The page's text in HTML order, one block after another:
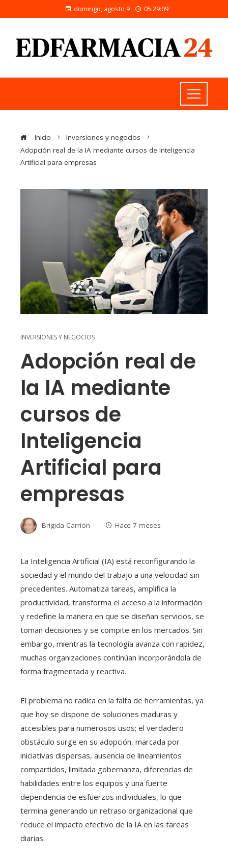
domingo, agosto 9 05:29:10
Inicio
Inversiones y negocios
Adopción real de la IA mediante cursos de Inteligencia
Artificial para empresas
INVERSIONES Y NEGOCIOS
Adopción real de
la IA mediante
cursos de
Inteligencia
Artificial para
empresas
Brigida Carrion Hace 7 meses
La Inteligencia Artificial (IA) está reconfigurando la
sociedad y el mundo del trabajo a una velocidad sin
precedentes. Automatiza tareas, amplifica la
productividad, transforma el acceso a la información
y redefine la manera en que se diseñan servicios, se
toman decisiones y se compite en los mercados. Sin
embargo, mientras la tecnología avanza con rapidez,
muchas organizaciones continúan incorporándola de
forma fragmentada y reactiva.
El problema no radica en la falta de herramientas, ya
que hoy se dispone de soluciones maduras y
accesibles para numerosos usos; el verdadero
obstáculo surge en su adopción, marcada por
iniciativas dispersas, ausencia de lineamientos
compartidos, limitada gobernanza, diferencias de
habilidades entre los equipos y una fuerte
dependencia de esfuerzos individuales, lo que
termina generando un retraso organizacional que
reduce el impacto efectivo de la IA en las tareas
diarias.